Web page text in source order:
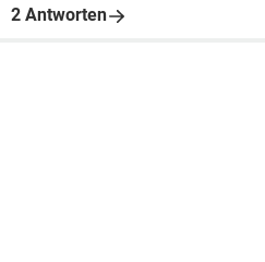
2 Antworten